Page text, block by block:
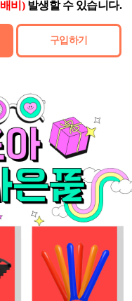
배비)발생할 수 있습니다.
구입하기